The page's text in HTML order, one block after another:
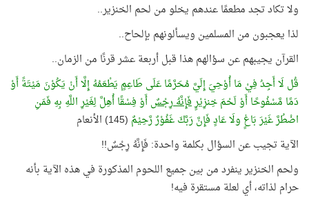
ولا تكاد تجد مطعمًا عندهم يخلو من لحم الخنزير..
لذا يعجبون من المسلمين ويسألونهم بإلحاح..
القرآن يجيبهم عن سؤالهم هذا قبل أربعة عشر قرنًا من الزمان..
قُل لَا أَجِدُ فِيْ مَا أُوْحِيَ إِلَيَّ مُحَرَّمًا عَلَى طَاعِمٍ يَطْعَمُهُ إِلَّا أَنْ يَكُوْنَ مَيْتَةً أَوْ
دَمًا مَّسْفُوحًا أَوْ لَحْمَ خِنزِيْرٍفَإِنَّهُ رِجْسٌ أَوْ فِسْقًا أُهِلَّ لِغَيْرِ اللَّهِ بِهِ فَمَنِ
اضْطُرَّ غَيْرَ بَاغٍ ولَا عَادٍ فَإِنَّ رَبَّكَ غَفُوْرٌ رَّحِيْمٌ (145) الأنعام
الآية تجيب عن السؤال بكلمة واحدة: فَإِنَّهُ رِجْسٌ!!
ولحم الخنزير ينفرد من بين جميع اللحوم المذكورة في هذه الآية بأنه
حرام لذاته، أي لعلة مستقرة فيه!